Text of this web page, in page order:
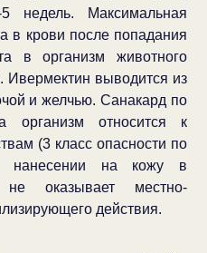
недель. Максимальная
в крови после попадания
в организм животного
Ивермектин выводится из
и желчью. Санакард по
организм относится к
(3 класс опасности по
нанесении на кожу в
не оказывает местно-
действия.